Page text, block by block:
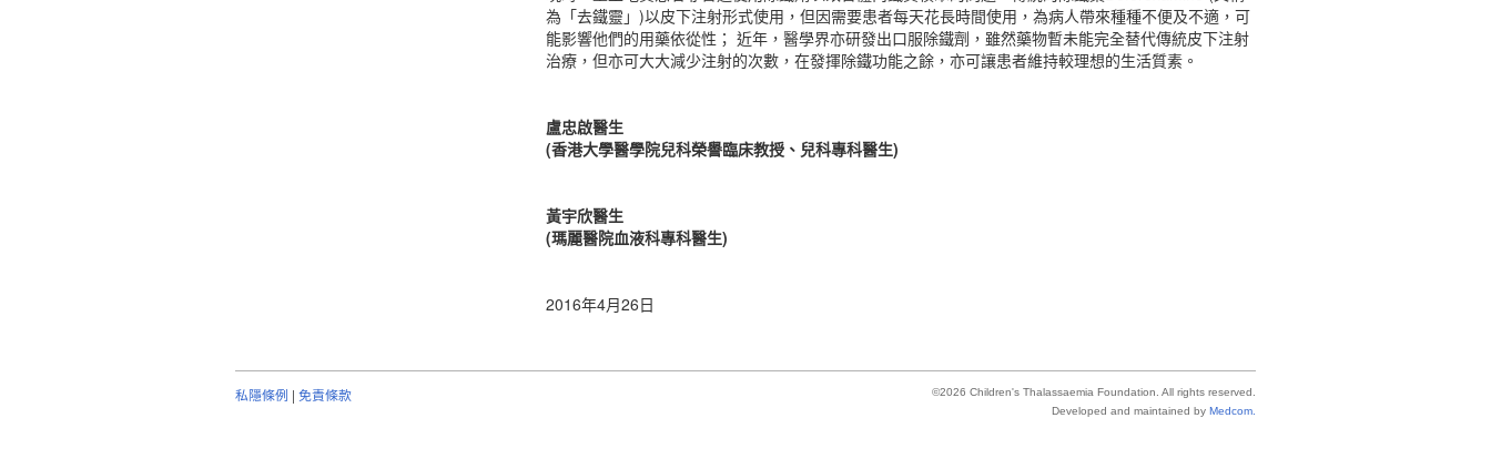
為「去鐵靈」)以皮下注射形式使用，但因需要患者每天花長時間使用，為病人帶來種種不便及不適，可
能影響他們的用藥依從性； 近年，醫學界亦研發出口服除鐵劑，雖然藥物暫未能完全替代傳統皮下注射
治療，但亦可大大減少注射的次數，在發揮除鐵功能之餘，亦可讓患者維持較理想的生活質素。
盧忠啟醫生
(香港大學醫學院兒科榮譽臨床教授、兒科專科醫生)
黃宇欣醫生
(瑪麗醫院血液科專科醫生)
2016年4月26日
私隱條例 | 免責條款 ©2026 Children's Thalassaemia Foundation. All rights reserved.
Developed and maintained by Medcom.